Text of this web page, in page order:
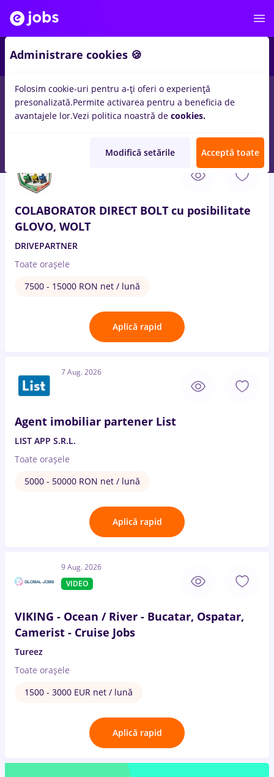
Fără experiență Entry-Level (< 2 ani) Student
COLABORATOR DIRECT BOLT cu posibilitate
GLOVO, WOLT
DRIVEPARTNER
Toate oraşele
7500 - 15000 RON net / lună
Aplică rapid
7 Aug. 2026
Agent imobiliar partener List
LIST APP S.R.L.
Toate oraşele
5000 - 50000 RON net / lună
Aplică rapid
9 Aug. 2026
VIDEO
VIKING - Ocean / River - Bucatar, Ospatar,
Camerist - Cruise Jobs
Tureez
Toate oraşele
1500 - 3000 EUR net / lună
Aplică rapid
Administrare cookies 🍪
Folosim cookie-uri pentru a-ți oferi o experiență
presonalizată.Permite activarea pentru a beneficia de
avantajele lor.Vezi politica noastră de cookies.
Modifică setările Acceptă toate